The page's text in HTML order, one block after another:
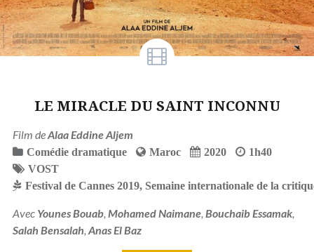
LE MIRACLE DU SAINT INCONNU
Film deAlaa Eddine Aljem
Comédie dramatique Maroc 2020
1h40
VOST
Festival de Cannes 2019, Semaine internationale de la
Avec Younes Bouab, Mohamed Naimane, Bouchaib Essamak,
Salah Bensalah Anas El Baz